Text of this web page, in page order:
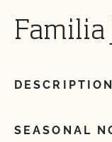
Familia
DESCRIPTION
SEASONAL